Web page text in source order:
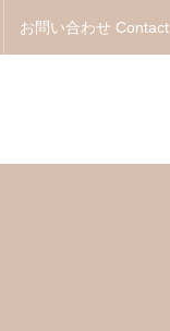
お問い合わせ Contact